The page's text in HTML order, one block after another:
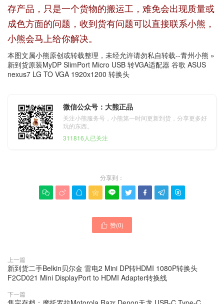
存产品，只是一个货物的搬运工，难免会出现质量或
成色方面的问题，收到货有问题可以直接联系小熊，
小熊会马上给你解决。
本图文属小熊原创或转载整理，未经允许请勿私自转载--青州小熊 »
新到货原装MyDP SlimPort Micro USB 转VGA适配器 谷歌 ASUS
nexus7 LG TO VGA 1920x1200 转换头
微信公众号：大熊正品
关注小熊服务号，小熊第一时间更新到货，分享更多好
玩的东西。
311816人已关注
分享到：
        
 赞(0)
上一篇
新到货二手Belkin贝尔金 雷电2 Mini DP转HDMI 1080P转换头
F2CD021 Mini DisplayPort to HDMI Adapter转换线
下一篇